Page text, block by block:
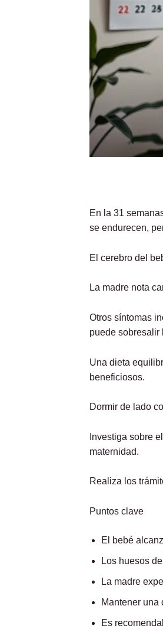
En la 31
se endurecen,
El cerebro del
La madre nota
Otros síntomas
puede sobresalir
Una dieta
beneficiosos.
Dormir de lado
Investiga sobre
maternidad.
Realiza los
Puntos clave
El bebé
Los huesos
La madre
Mantener una
Es